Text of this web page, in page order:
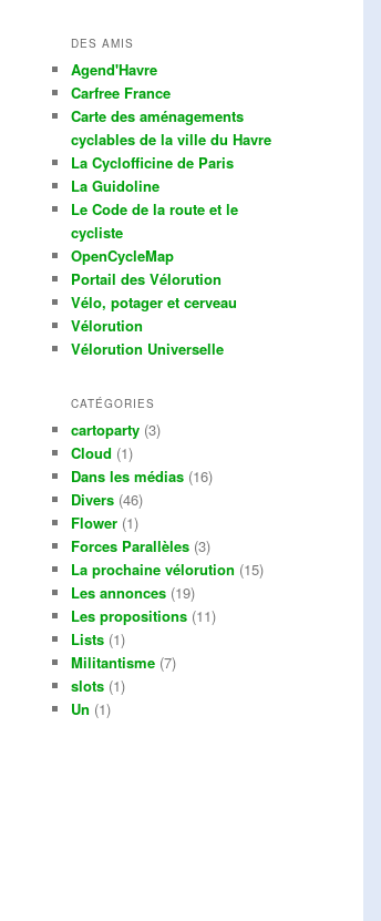
DES AMIS
Agend'Havre
Carfree France
Carte des aménagements
cyclables de la ville du Havre
La Cyclofficine de Paris
La Guidoline
Le Code de la route et le
cycliste
OpenCycleMap
Portail des Vélorution
Vélo, potager et cerveau
Vélorution
Vélorution Universelle
CATÉGORIES
cartoparty (3)
Cloud (1)
Dans les médias (16)
Divers (46)
Flower (1)
Forces Parallèles (3)
La prochaine vélorution (15)
Les annonces (19)
Les propositions (11)
Lists (1)
Militantisme (7)
slots (1)
Un (1)